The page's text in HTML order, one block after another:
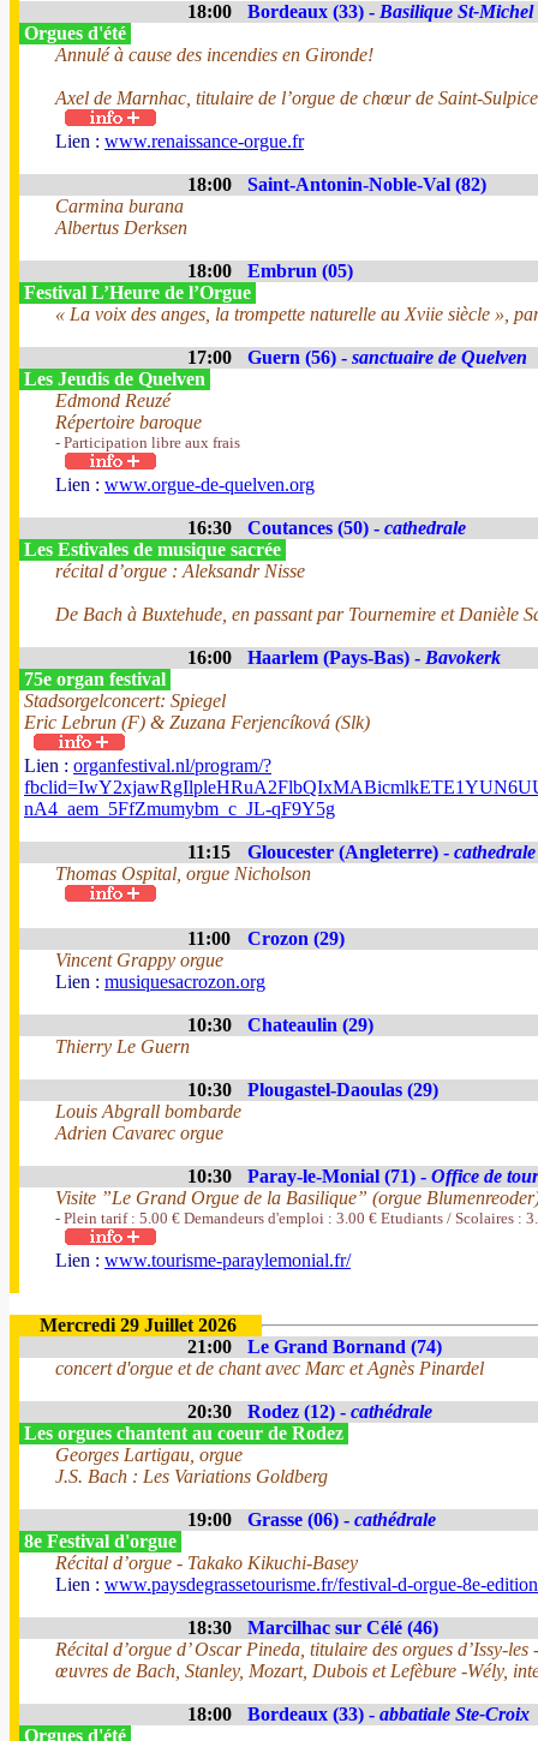
18:00 Bordeaux (33) - Basilique St-Michel
Orgues d'été
Annulé à cause des incendies en Gironde!
Axel de Marnhac, titulaire de l’orgue de chœur de Saint-
Lien : www.renaissance-orgue.fr
18:00
Saint-Antonin-Noble-Val (82)
Carmina burana
Albertus Derksen
18:00
Embrun (05)
Festival L’Heure de l’Orgue
« La voix des anges, la trompette naturelle au Xviie siècle »,
17:00 Guern (56) - sanctuaire de Quelven
Les Jeudis de Quelven
Edmond Reuzé
Répertoire baroque
- Participation libre aux frais
Lien : www.orgue-de-quelven.org
16:30 Coutances (50) - cathedrale
Les Estivales de musique sacrée
récital d’orgue : Aleksandr Nisse
De Bach à Buxtehude, en passant par Tournemire et Danièle
16:00 Haarlem (Pays-Bas) - Bavokerk
75e organ festival
Stadsorgelconcert: Spiegel
Eric Lebrun (F) & Zuzana Ferjencíková (Slk)
Lien : organfestival.nl/program/?
nA4_aem_5FfZmumybm_c_JL-qF9Y5g
11:15 Gloucester (Angleterre) - cathedrale
Thomas Ospital, orgue Nicholson
11:00
Crozon (29)
Vincent Grappy orgue
Lien : musiquesacrozon.org
10:30
Chateaulin (29)
Thierry Le Guern
10:30
Plougastel-Daoulas (29)
Louis Abgrall bombarde
Adrien Cavarec orgue
10:30 Paray-le-Monial (71) - Office de
Visite ”Le Grand Orgue de la Basilique” (orgue
- Plein tarif : 5.00 € Demandeurs d'emploi : 3.00 € Etudiants / Scolaires :
Lien : www.tourisme-paraylemonial.fr/
Mercredi 29 Juillet 2026
21:00
Le Grand Bornand (74)
concert d'orgue et de chant avec Marc et Agnès Pinardel
20:30 Rodez (12) - cathédrale
Les orgues chantent au coeur de Rodez
Georges Lartigau, orgue
J.S. Bach : Les Variations Goldberg
19:00 Grasse (06) - cathédrale
8e Festival d'orgue
Récital d’orgue - Takako Kikuchi-Basey
Lien : www.paysdegrassetourisme.fr/festival-d-orgue-8e-
18:30
Marcilhac sur Célé (46)
Récital d’orgue d’ Oscar Pineda, titulaire des orgues d’Issy-
œuvres de Bach, Stanley, Mozart, Dubois et Lefèbure -Wély,
18:00 Bordeaux (33) - abbatiale Ste-Croix
Orgues d'été